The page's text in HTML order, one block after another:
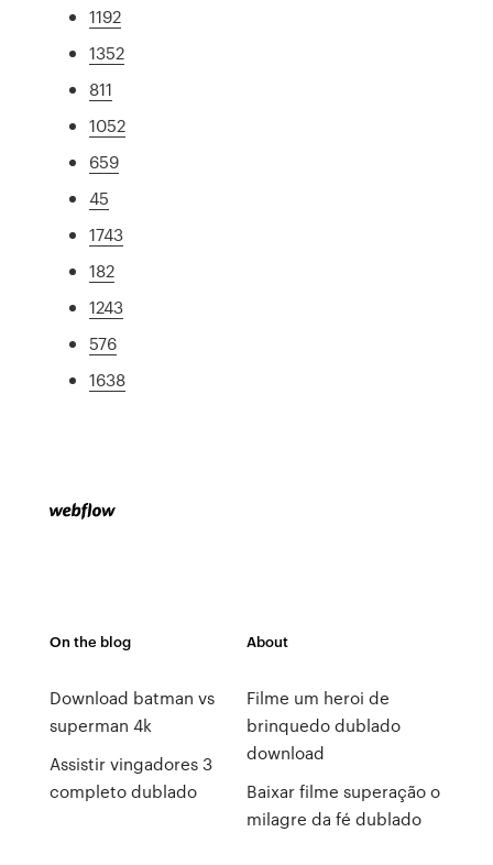
1192
1352
811
1052
659
45
1743
182
1243
576
1638
On the blog
Download batman vs
superman 4k
Assistir vingadores 3
completo dublado
About
Filme um heroi de
brinquedo dublado
download
Baixar filme superação o
milagre da fé dublado